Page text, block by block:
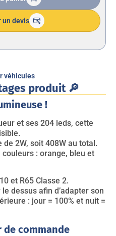
un devis
véhicules
produit 🔎
!
et ses 204 leds, cette
2W, soit 408W au total.
: orange, bleu et
et R65 Classe 2.
dessus afin d’adapter son
: jour = 100% et nuit =
de commande